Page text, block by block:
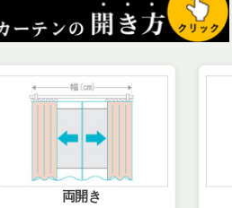
両開き